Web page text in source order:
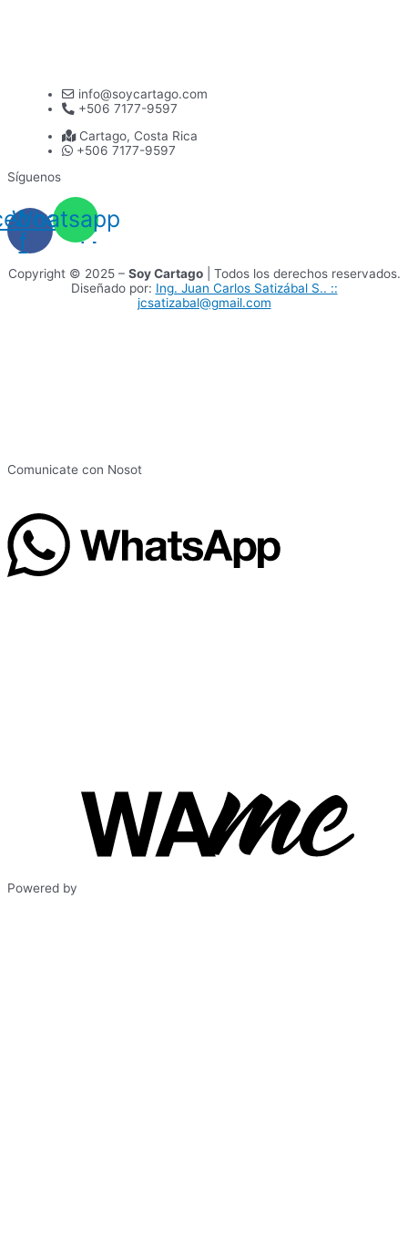
info@soycartago.com
+506 7177-9597
Cartago, Costa Rica
+506 7177-9597
Síguenos
f
Whatsapp
Copyright © 2025 – Soy Cartago| Todos los derechos reservados.
Diseñado por: Ing. Juan Carlos Satizábal S.. ::
jcsatizabal@gmail.com
Comunicate con Nosot
Powered by